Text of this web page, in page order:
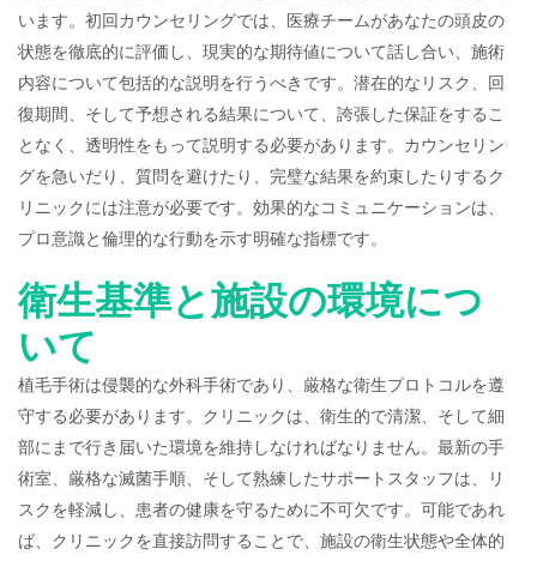
います。初回カウンセリングでは、医療チームがあなたの頭皮の
状態を徹底的に評価し、現実的な期待値について話し合い、施術
内容について包括的な説明を行うべきです。潜在的なリスク、回
復期間、そして予想される結果について、誇張した保証をするこ
となく、透明性をもって説明する必要があります。カウンセリン
グを急いだり、質問を避けたり、完璧な結果を約束したりするク
リニックには注意が必要です。効果的なコミュニケーションは、
プロ意識と倫理的な行動を示す明確な指標です。
衛生基準と施設の環境につ
いて
植毛手術は侵襲的な外科手術であり、厳格な衛生プロトコルを遵
守する必要があります。クリニックは、衛生的で清潔、そして細
部にまで行き届いた環境を維持しなければなりません。最新の手
術室、厳格な滅菌手順、そして熟練したサポートスタッフは、リ
スクを軽減し、患者の健康を守るために不可欠です。可能であれ
ば、クリニックを直接訪問することで、施設の衛生状態や全体的